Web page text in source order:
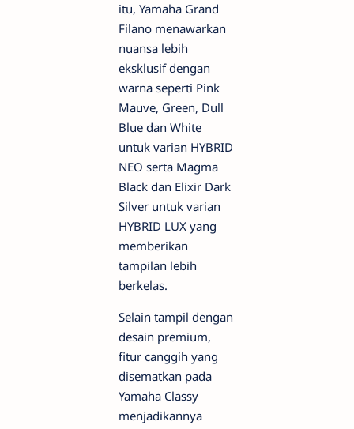
itu, Yamaha Grand
Filano menawarkan
nuansa lebih
eksklusif dengan
warna seperti Pink
Mauve, Green, Dull
Blue dan White
untuk varian HYBRID
NEO serta Magma
Black dan Elixir Dark
Silver untuk varian
HYBRID LUX yang
memberikan
tampilan lebih
berkelas.
Selain tampil dengan
desain premium,
fitur canggih yang
disematkan pada
Yamaha Classy
menjadikannya